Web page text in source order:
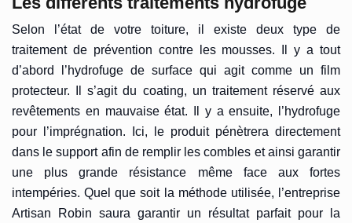
Selon l’état de votre toiture, il existe deux type de
traitement de prévention contre les mousses. Il y a tout
d’abord l’hydrofuge de surface qui agit comme un film
protecteur. Il s’agit du coating, un traitement réservé aux
revêtements en mauvaise état. Il y a ensuite, l’hydrofuge
pour l’imprégnation. Ici, le produit pénètrera directement
dans le support afin de remplir les combles et ainsi garantir
une plus grande résistance même face aux fortes
intempéries. Quel que soit la méthode utilisée, l’entreprise
Artisan Robin saura garantir un résultat parfait pour la